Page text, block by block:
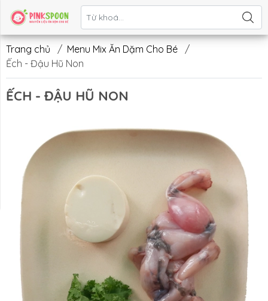
Liên hệ
Trang chủ / Menu Mix Ăn Dặm Cho Bé
/
Ếch - Đậu Hũ Non
ẾCH - ĐẬU HŨ NON